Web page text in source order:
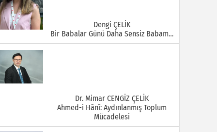
Dengi ÇELİK
Bir Babalar Günü Daha Sensiz Babam…
Dr. Mimar CENGİZ ÇELİK
Ahmed-i Hânî: Aydınlanmış Toplum
Mücadelesi